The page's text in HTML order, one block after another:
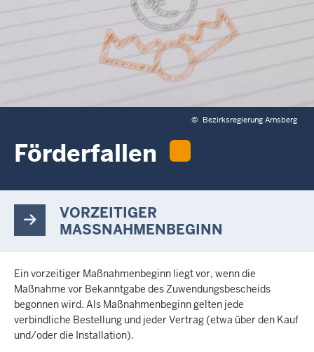
h
i
© Bezirksregierung Arnsberg
Förderfallen
VORZEITIGER
MASSNAHMENBEGINN
Ein vorzeitiger Maßnahmenbeginn liegt vor, wenn die
Maßnahme vor Bekanntgabe des Zuwendungsbescheids
begonnen wird. Als Maßnahmenbeginn gelten jede
verbindliche Bestellung und jeder Vertrag (etwa über den Kauf
und/oder die Installation).